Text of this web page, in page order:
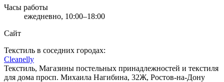
Часы работы
ежедневно, 10:00–18:00
Сайт
Текстиль в соседних городах:
Cleanelly
Текстиль, Магазины постельных принадлежностей и текстиля
для дома просп. Михаила Нагибина, 32Ж, Ростов-на-Дону